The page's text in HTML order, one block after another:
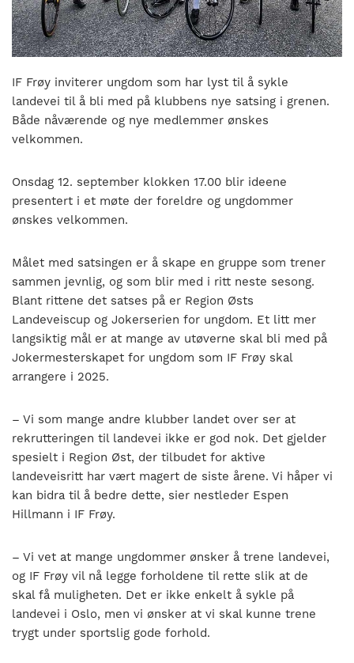
til
bli
en
folkesport.
IF Frøy inviterer ungdom som har lyst til å sykle
landevei til å bli med på klubbens nye satsing i grenen.
Både nåværende og nye medlemmer ønskes
velkommen.
Onsdag 12. september klokken 17.00 blir ideene
presentert i et møte der foreldre og ungdommer
ønskes velkommen.
Målet med satsingen er å skape en gruppe som trener
sammen jevnlig, og som blir med i ritt neste sesong.
Blant rittene det satses på er Region Østs
Landeveiscup og Jokerserien for ungdom. Et litt mer
langsiktig mål er at mange av utøverne skal bli med på
Jokermesterskapet for ungdom som IF Frøy skal
arrangere i 2025.
– Vi som mange andre klubber landet over ser at
rekrutteringen til landevei ikke er god nok. Det gjelder
spesielt i Region Øst, der tilbudet for aktive
landeveisritt har vært magert de siste årene. Vi håper vi
kan bidra til å bedre dette, sier nestleder Espen
Hillmann i IF Frøy.
– Vi vet at mange ungdommer ønsker å trene landevei,
og IF Frøy vil nå legge forholdene til rette slik at de
skal få muligheten. Det er ikke enkelt å sykle på
landevei i Oslo, men vi ønsker at vi skal kunne trene
trygt under sportslig gode forhold.